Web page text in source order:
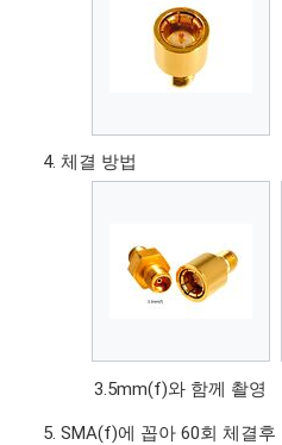
체결 방법
3.5mm(f)와 함께 촬영
SMA(f)에 꼽아 60회 체결후